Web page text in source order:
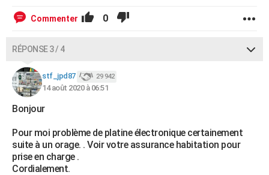
Commenter 0
RÉPONSE 3 / 4
stf_jpd87 29 942
14 août 2020 à 06:51
Bonjour
Pour moi problème de platine électronique certainement
suite à un orage. . Voir votre assurance habitation pour
prise en charge .
Cordialement.